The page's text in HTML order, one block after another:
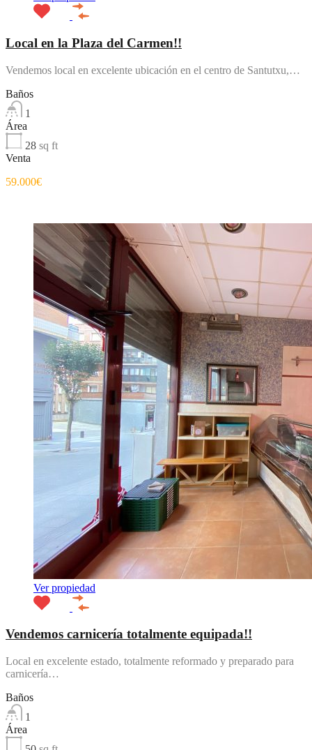
Local en la Plaza del Carmen!!
Vendemos local en excelente ubicación en el centro de Santutxu,…
Baños
1
Área
28 sq ft
Venta
59.000€
Ver propiedad
Vendemos carnicería totalmente equipada!!
Local en excelente estado, totalmente reformado y preparado para
carnicería…
Baños
1
Área